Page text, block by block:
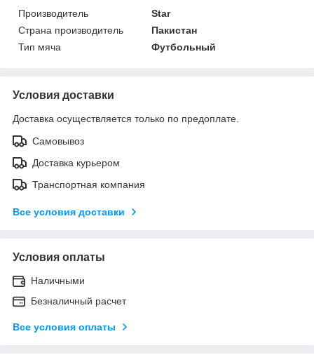
Производитель
Star
Страна производитель
Пакистан
Тип мяча
Футбольный
Условия доставки
Доставка осуществляется только по предоплате.
Самовывоз
Доставка курьером
Транспортная компания
Все условия доставки
Условия оплаты
Наличными
Безналичный расчет
Все условия оплаты